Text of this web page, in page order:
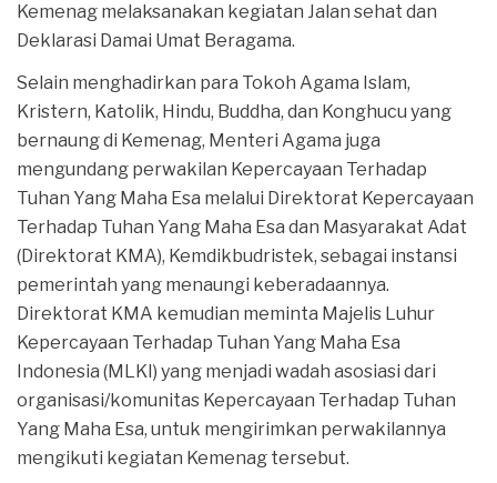
Kemenag melaksanakan kegiatan Jalan sehat dan
Deklarasi Damai Umat Beragama.
Selain menghadirkan para Tokoh Agama Islam,
Kristern, Katolik, Hindu, Buddha, dan Konghucu yang
bernaung di Kemenag, Menteri Agama juga
mengundang perwakilan Kepercayaan Terhadap
Tuhan Yang Maha Esa melalui Direktorat Kepercayaan
Terhadap Tuhan Yang Maha Esa dan Masyarakat Adat
(Direktorat KMA), Kemdikbudristek, sebagai instansi
pemerintah yang menaungi keberadaannya.
Direktorat KMA kemudian meminta Majelis Luhur
Kepercayaan Terhadap Tuhan Yang Maha Esa
Indonesia (MLKI) yang menjadi wadah asosiasi dari
organisasi/komunitas Kepercayaan Terhadap Tuhan
Yang Maha Esa, untuk mengirimkan perwakilannya
mengikuti kegiatan Kemenag tersebut.